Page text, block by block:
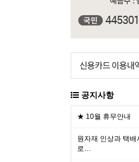
공지사항
★ 10월 휴무안내
원자재 인상과 택배
로…